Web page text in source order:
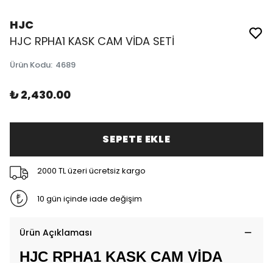
HJC
HJC RPHA1 KASK CAM VİDA SETİ
Ürün Kodu: 4689
₺ 2,430.00
SEPETE EKLE
2000 TL üzeri ücretsiz kargo
10 gün içinde iade değişim
Ürün Açıklaması
HJC RPHA1 KASK CAM VİDA